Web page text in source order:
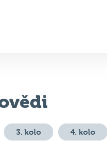
3. kolo